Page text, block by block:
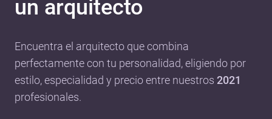
un arquitecto
Encuentra el arquitecto que combina
perfectamente con tu personalidad, eligiendo por
estilo, especialidad y precio entre nuestros 2021
profesionales.